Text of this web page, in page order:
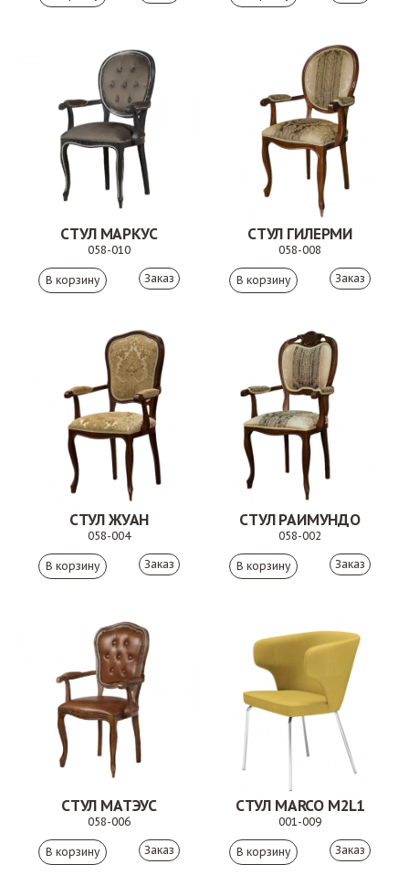
СТУЛ МАРКУС
058-010
Заказ
СТУЛ ГИЛЕРМИ
058-008
Заказ
СТУЛ ЖУАН
058-004
Заказ
СТУЛ РАИМУНДО
058-002
Заказ
СТУЛ МАТЭУС
058-006
Заказ
СТУЛ MARCO М2L1
001-009
Заказ